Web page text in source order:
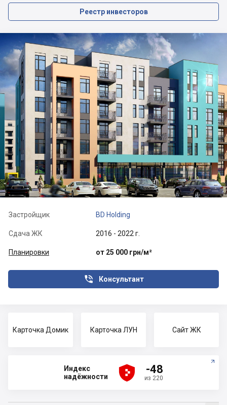
Реестр инвесторов
Застройщик BD Holding
Сдача ЖК 2016 - 2022 г.
Планировки от 25 000 грн/м²
Консультант

Карточка Домик Карточка ЛУН Сайт ЖК
Индекс
надёжности




 -48
из 220